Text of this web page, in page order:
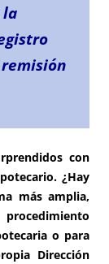
la
con
. ¿Hay
más amplia,
o para
Dirección